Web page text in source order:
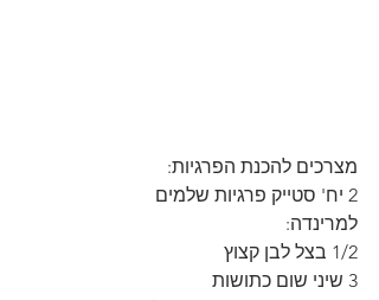
מצרכים להכנת הפרגיות:
2 יח' סטייק פרגיות שלמים
למרינדה:
1/2 בצל לבן קצוץ
3 שיני שום כתושות